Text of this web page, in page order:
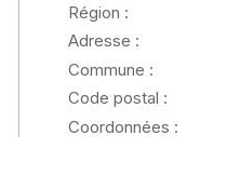
Région :
Adresse :
Commune :
Code postal :
Coordonnées :